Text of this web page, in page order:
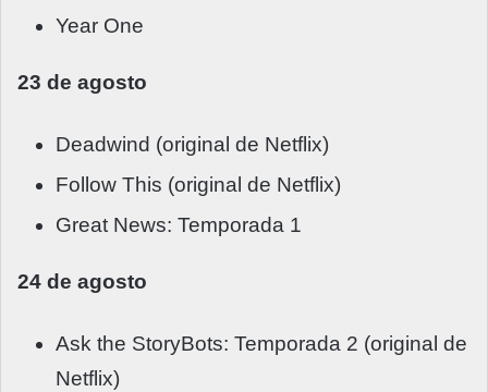
Year One
23 de agosto
Deadwind (original de Netflix)
Follow This (original de Netflix)
Great News: Temporada 1
24 de agosto
Ask the StoryBots: Temporada 2 (original de
Netflix)